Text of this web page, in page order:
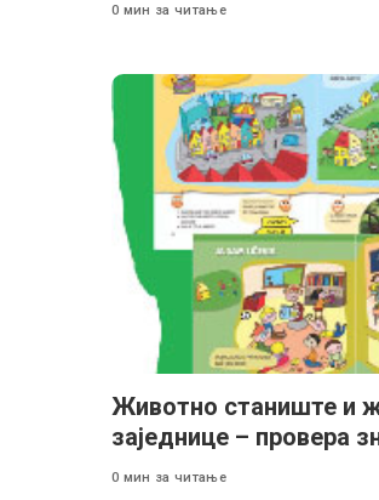
0 мин за читање
Животно станиште и
заједнице – провера
0 мин за читање